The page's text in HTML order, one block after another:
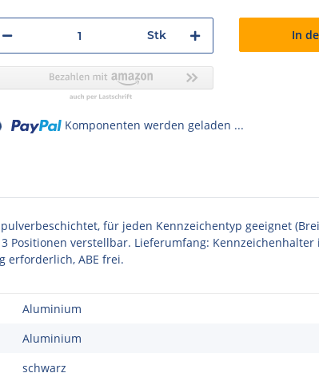
Stk In
Komponenten werden geladen ...
für jeden Kennzeichentyp geeignet
verstellbar. Lieferumfang: Kennzeichenhalter
erforderlich, ABE frei.
Aluminium
Aluminium
schwarz